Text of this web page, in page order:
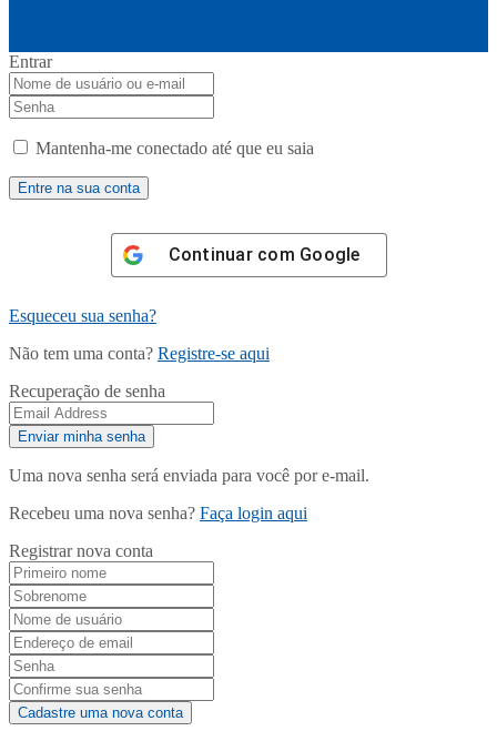
Entrar
Mantenha-me conectado até que eu saia
Continuar com Google
Esqueceu sua senha?
Não tem uma conta? Registre-se aqui
Recuperação de senha
Uma nova senha será enviada para você por e-mail.
Recebeu uma nova senha? Faça login aqui
Registrar nova conta